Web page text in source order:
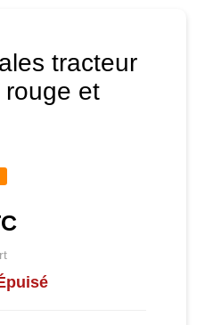
tracteur
rouge et